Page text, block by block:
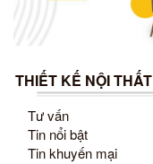
THIẾT KẾ NỘI THẤT
Tư vấn
Tin nổi bật
Tin khuyến mại